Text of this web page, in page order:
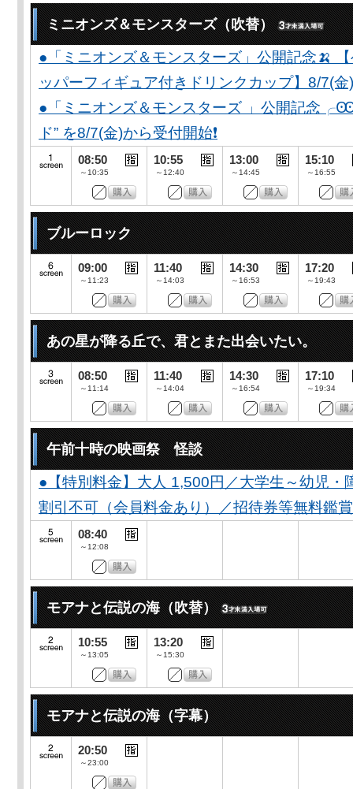
ミニオンズ＆モンスターズ（吹替）
●「ミニオンズ＆モンスターズ」公開記念🍌
ッパーフィギュア付きドリンクカップ】8/7(金
●「ミニオンズ＆モンスターズ 」公開記念
ド” を8/7(金)から受付開始❗️
08:50
～10:35
10:55
～12:40
13:00
～14:45
15:10
～16:55
ブルーロック
09:00
～11:23
11:40
～14:03
14:30
～16:53
17:20
～19:43
あの星が降る丘で、君とまた出会いたい。
08:50
～11:14
11:40
～14:04
14:30
～16:54
17:10
～19:34
午前十時の映画祭 怪談
●【特別料金】大人 1,500円／大学生～幼児
割引不可（会員料金あり）／招待券等無料鑑
08:40
～12:08
モアナと伝説の海（吹替）
10:55
～13:05
13:20
～15:30
モアナと伝説の海（字幕）
20:50
～23:00